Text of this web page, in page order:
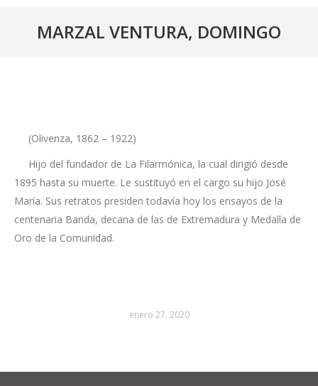
MARZAL VENTURA, DOMINGO
(Olivenza, 1862 – 1922)
Hijo del fundador de La Filarmónica, la cual dirigió desde
1895 hasta su muerte. Le sustituyó en el cargo su hijo José
María. Sus retratos presiden todavía hoy los ensayos de la
centenaria Banda, decana de las de Extremadura y Medalla de
Oro de la Comunidad.
enero 27, 2020